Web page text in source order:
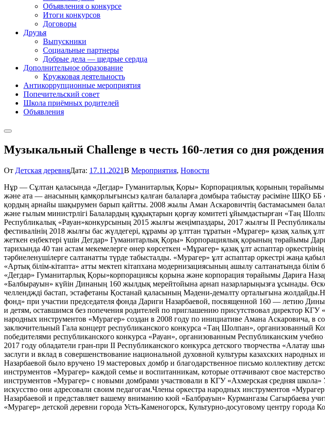
Объявления о конкурсе
Итоги конкурсов
Договоры
Друзья
Выпускники
Социальные партнеры
Добрые дела — щедрые сердца
Дополнительное образование
Кружковая деятельность
Антикоррупционные мероприятия
Попечительский совет
Школа приёмных родителей
Объявления
Музыкальный Challenge в честь 160-летия со дня
От Детская деревняДата: 17.11.2021В Мероприятия, Новости
Нұр — Сұлтан қаласында «Дегдар» Гуманитарлық Қоры» Корпорациялық қорының
және ата — анасының қамқорлығынсыз қалған балаларға домбыра табыстау рәсіміне ШҚО
қордың арнайы шақырумен барып қайтты. 2008 жылы Аман Аскаровичтің бастамасымен
және ғылым министрлігі Балалардың құқықтарын қорғау комитеті ұйымдастырған «Таң
Республикалық «Рауан»конкурсының 2015 жылғы жеңімпаздары, 2017 жылғы ІІ
фестивалінің 2018 жылғы бас жүлдегері, құрамы әр ұлттан тұратын «Мұрагер» қазақ халық ұлт
жеткен еңбектері үшін Дегдар» Гуманитарлық Қоры» Корпорациялық қорының төрайымы
тарихында 40 тан астам мекемелерге өнер көрсеткен «Мұрагер» қазақ ұлт аспаптар
тәрбиеленушілерге салтанатты түрде табысталды. «Мурагер» ұлт аспаптар оркестрі жаңа
«Артық білім-кітапта» атты мектеп кітапхана модернизациясының ашылу салтанатында білім
«Дегдар» Гуманитарлық Қоры»корпорациясы қорына және корпорация төрайымы Дариға
«Балбырауын» күйін Динаның 160 жылдық мерейтойына арнап назарларыңызға ұсынады.
челленджді бастап, эстафетаны Қостанай қаласының Мәдени-демалту орталығына
фонд» при участии председателя фонда Дариги Назарбаевой, посвященной 160 — летию
и детям, оставшимся без попечения родителей по приглашению присутствовал директор
народных инструментов «Мурагер» создан в 2008 году по инициативе Амана Аскаровича, в
заключительный Гала концерт республиканского конкурса «Таң Шолпан», организованный
победителями республиканского конкурса «Рауан», организованным Республиканским
2017 году обладатели гран-при II Республиканского конкурса детского творчества
заслуги и вклад в совершенствование национальной духовной культуры казахских
Назарбаевой было вручено 19 мастеровых домбр и благодарственное письмо коллективу
инструментов «Мурагер» каждой семье и воспитанникам, которые оттачивают свое
инструментов «Мурагер» с новыми домбрами участвовали в КГУ «Ахмерская средняя
искусство они адресовали своим педагогам.Члены оркестра народных инструментов
Назарбаевой и представляет вашему вниманию кюй «Балбрауын» Курмангазы Сагырбаева
«Мурагер» детской деревни города Усть-Каменогорск, Культурно-досуговому центру города